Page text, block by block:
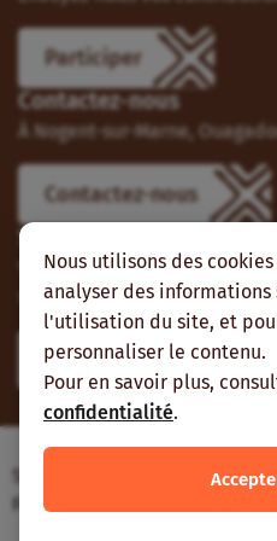
Nous utilisons des
analyser des
l'utilisation du site, et
personnaliser le contenu.
Pour en savoir plus,
confidentialité.
Participer
Contactez-nous
À Nogent-sur-Marne,
Contactez-nous
Suivez-nous
Vous pouvez aussi vous
suivre sur les réseaux
Site web réalisé avec le
Française de Développement